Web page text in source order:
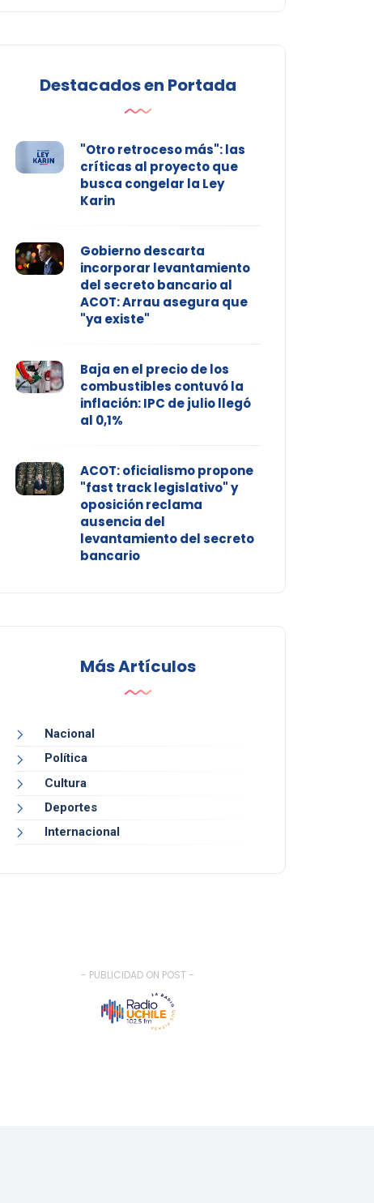
Destacados en Portada
"Otro retroceso más": las
críticas al proyecto que
busca congelar la Ley
Karin
Gobierno descarta
incorporar levantamiento
del secreto bancario al
ACOT: Arrau asegura que
"ya existe"
Baja en el precio de los
combustibles contuvó la
inflación: IPC de julio llegó
al 0,1%
ACOT: oficialismo propone
"fast track legislativo" y
oposición reclama
ausencia del
levantamiento del secreto
bancario
Más Artículos
Nacional
Política
Cultura
Deportes
Internacional
- PUBLICIDAD ON POST -